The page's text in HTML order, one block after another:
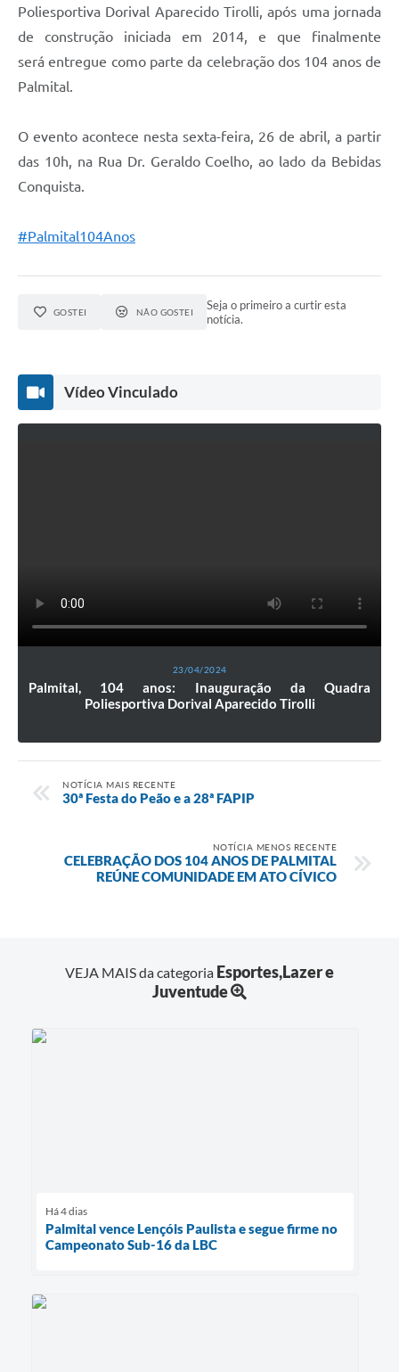
Poliesportiva Dorival Aparecido Tirolli, após uma jornada
de construção iniciada em 2014, e que finalmente
será entregue como parte da celebração dos 104 anos de
Palmital.
O evento acontece nesta sexta-feira, 26 de abril, a partir
das 10h, na Rua Dr. Geraldo Coelho, ao lado da Bebidas
Conquista.
#Palmital104Anos
GOSTEI NÃO GOSTEI
Seja o primeiro a curtir esta
notícia.
Vídeo Vinculado
23/04/2024
Palmital, 104 anos: Inauguração da Quadra
Poliesportiva Dorival Aparecido Tirolli
NOTÍCIA MAIS RECENTE
30ª Festa do Peão e a 28ª FAPIP
NOTÍCIA MENOS RECENTE
CELEBRAÇÃO DOS 104 ANOS DE PALMITAL
REÚNE COMUNIDADE EM ATO CÍVICO
VEJA MAIS da categoria Esportes,Lazer e
Juventude
Há 4 dias
Palmital vence Lençóis Paulista e segue firme no
Campeonato Sub-16 da LBC